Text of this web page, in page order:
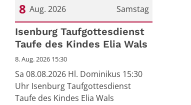
Samstag
8 Aug. 2026
Datum: 8. August 2026
Isenburg Taufgottesdienst
Taufe des Kindes Elia Wals
8. Aug. 2026 15:30
Sa 08.08.2026 Hl. Dominikus 15:30
Uhr Isenburg Taufgottesdienst
Taufe des Kindes Elia Wals